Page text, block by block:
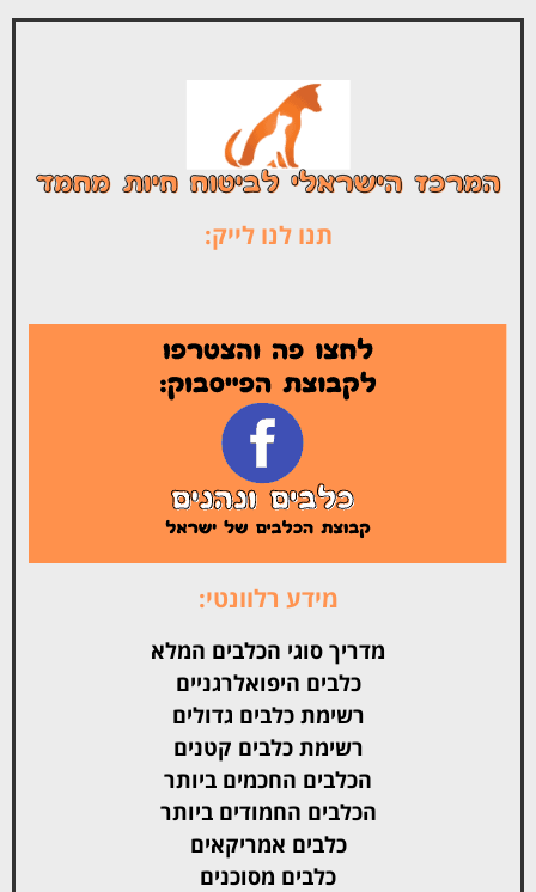
תנו לנו לייק:
מידע רלוונטי:
מדריך סוגי הכלבים המלא
כלבים היפואלרגניים
רשימת כלבים גדולים
רשימת כלבים קטנים
הכלבים החכמים ביותר
הכלבים החמודים ביותר
כלבים אמריקאים
כלבים מסוכנים